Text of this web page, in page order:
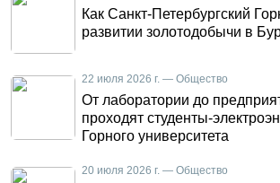
Как Санкт-Петербургский
развитии золотодобычи в
22 июля 2026 г. — Общество
От лаборатории до
проходят студенты-
Горного университета
20 июля 2026 г. — Общество